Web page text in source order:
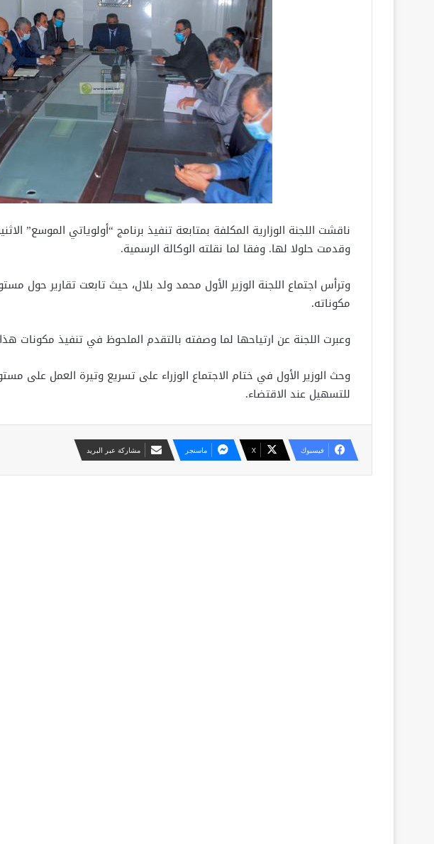
ناقشت اللجنة الوزارية المكلفة بمتابعة تنفيذ برنامج “أولوياتي الموسع”
وقدمت حلولا لها. وفقا لما نقلته الوكالة الرسمية.
وترأس اجتماع اللجنة الوزير الأول محمد ولد بلال، حيث تابعت تقارير حول
مكوناته.
وعبرت اللجنة عن ارتياحها لما وصفته بالتقدم الملحوظ في تنفيذ مكونات هذا
وحث الوزير الأول في ختام الاجتماع الوزراء على تسريع وتيرة العمل على
للتسهيل عند الاقتضاء.
فيسبوك X ماسنجر مشاركة عبر البريد